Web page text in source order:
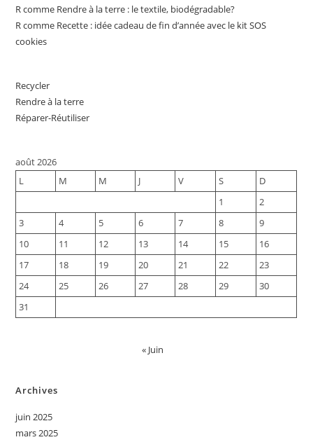
R comme Rendre à la terre : le textile, biodégradable?
R comme Recette : idée cadeau de fin d’année avec le kit SOS
cookies
Recycler
Rendre à la terre
Réparer-Réutiliser
août 2026
L
M M J V S
D
1
2
3
4 5 6 7 8
9
10
11 12 13 14 15
16
17
18 19 20 21 22
23
24
25 26 27 28 29
30
31
« Juin
Archives
juin 2025
mars 2025